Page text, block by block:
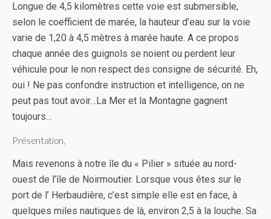
Longue de 4,5 kilomètres cette voie est submersible,
selon le coefficient de marée, la hauteur d’eau sur la voie
varie de 1,20 à 4,5 mètres à marée haute. A ce propos
chaque année des guignols se noient ou perdent leur
véhicule pour le non respect des consigne de sécurité. Eh,
oui ! Ne pas confondre instruction et intelligence, on ne
peut pas tout avoir…La Mer et la Montagne gagnent
toujours…
Présentation,
Mais revenons à notre île du « Pilier » située au nord-
ouest de l’île de Noirmoutier. Lorsque vous êtes sur le
port de l’ Herbaudière, c’est simple elle est en face, à
quelques miles nautiques de là, environ 2,5 à la louche. Sa